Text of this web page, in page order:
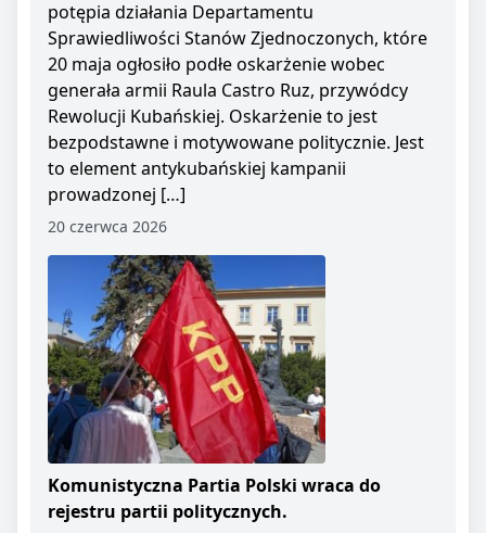
potępia działania Departamentu
Sprawiedliwości Stanów Zjednoczonych, które
20 maja ogłosiło podłe oskarżenie wobec
generała armii Raula Castro Ruz, przywódcy
Rewolucji Kubańskiej. Oskarżenie to jest
bezpodstawne i motywowane politycznie. Jest
to element antykubańskiej kampanii
prowadzonej […]
20 czerwca 2026
Komunistyczna Partia Polski wraca do
rejestru partii politycznych.